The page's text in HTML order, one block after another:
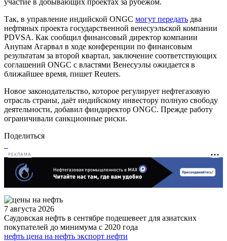
Так, в управление индийской ONGC могут передать два
нефтяных проекта государственной венесуэльской компании
PDVSA. Как сообщил финансовый директор компании
Анупам Агарвал в ходе конференции по финансовым
результатам за второй квартал, заключение соответствующих
соглашений ONGC с властями Венесуэлы ожидается в
ближайшее время, пишет Reuters.
Новое законодательство, которое регулирует нефтегазовую
отрасль страны, даёт индийскому инвестору полную свободу
деятельности, добавил финдиректор ONGC. Прежде работу
ограничивали санкционные риски.
Поделиться
РЕКЛАМА
7 августа 2026
Саудовская нефть в сентябре подешевеет для азиатских
покупателей до минимума с 2020 года
нефть цена на нефть экспорт нефти